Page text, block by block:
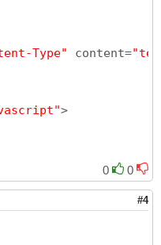
Type" content=
>
0 0
#4